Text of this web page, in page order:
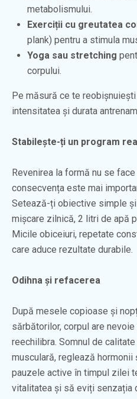
metabolismului.
Exerciții cu greutatea
plank) pentru a stimula
Yoga sau stretching
corpului.
Pe măsură ce te
intensitatea și durata
Stabilește-ți un program
Revenirea la formă nu se
consecvența este mai
Setează-ți obiective simple
mișcare zilnică, 2 litri de apă
Micile obiceiuri, repetate
care aduce rezultate durabile.
Odihna și refacerea
După mesele copioase și
sărbătorilor, corpul are
reechilibra. Somnul de
musculară, reglează
pauzele active în timpul zilei
vitalitatea și să eviți senzația